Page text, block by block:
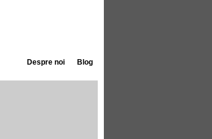
Blog
Despre noi